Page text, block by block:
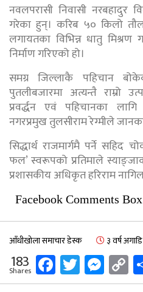
नवलपरासी निवासी नरबहादुर
गरेका हुन्। करिब ५० किलो
लगायतका विभिन्न धातु
निर्माण गरिएको हो।
समग्र जिल्लाकै पहिचान
पुतलीबजारमा अत्यन्तै राम्रो
प्रवर्द्धन एवं पहिचानका
नगरप्रमुख तुलसीराम रेग्मीले
सिद्धार्थ राजमार्गमै पर्ने सहिद
फल’ स्वरूपको प्रतिमाले
प्रशासकीय अधिकृत हरिराम
Facebook Comments Box
आँधीखोला समाचार डेस्क ३ वर्ष अगाडि
183
Shares Facebook
Twitter